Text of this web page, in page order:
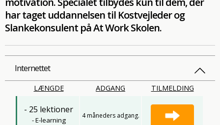
har taget uddannelsen til Kostvejleder og
Slankekonsulent på At Work Skolen.
Internettet
LÆNGDE ADGANG TILMELDING
- 25 lektioner
- E-learning
4 måneders adgang.